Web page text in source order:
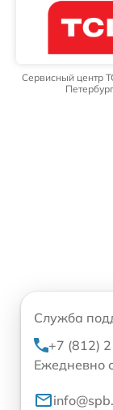
Сервисный центр
Служба
+7 (812)
Ежедневно